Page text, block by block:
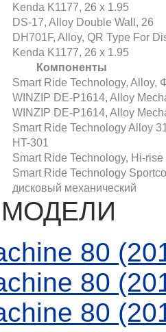
Kenda K1177, 26 x 1.95
DS-17, Alloy Double Wall, 26
DH701F, Alloy, QR Type For
Kenda K1177, 26 x 1.95
Компоненты
Smart Ride Technology, Alloy,
WINZIP DE-P1614, Alloy
WINZIP DE-P1614, Alloy
Smart Ride Technology Alloy
HT-301
Smart Ride Technology, Hi-rise
Smart Ride Technology
дисковый механический
80
80
80